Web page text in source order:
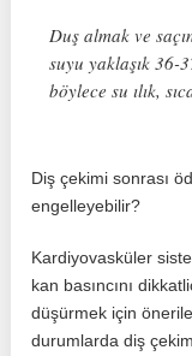
Duş almak ve
suyu yaklaşık 36-
böylece su ılık,
Diş çekimi sonrası
engelleyebilir?
Kardiyovasküler
kan basıncını
düşürmek için
durumlarda diş